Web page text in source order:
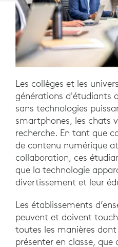
Les collèges et les
générations d'étudiants
sans technologies
smartphones, les chats
recherche. En tant que
de contenu numérique
collaboration, ces
que la technologie
divertissement et leur
Les établissements
peuvent et doivent
toutes les manières
présenter en classe, que